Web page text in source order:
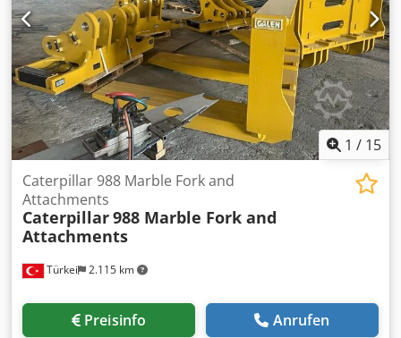
1 / 15
Türkei 2.115 km
Caterpillar 988 Marble Fork and
Attachments
Caterpillar988 Marble Fork and
Attachments
Preisinfo Anrufen